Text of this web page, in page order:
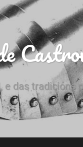
das tradicións